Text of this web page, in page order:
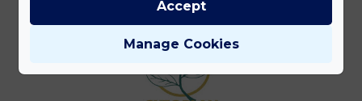
Manage Cookies
Accept